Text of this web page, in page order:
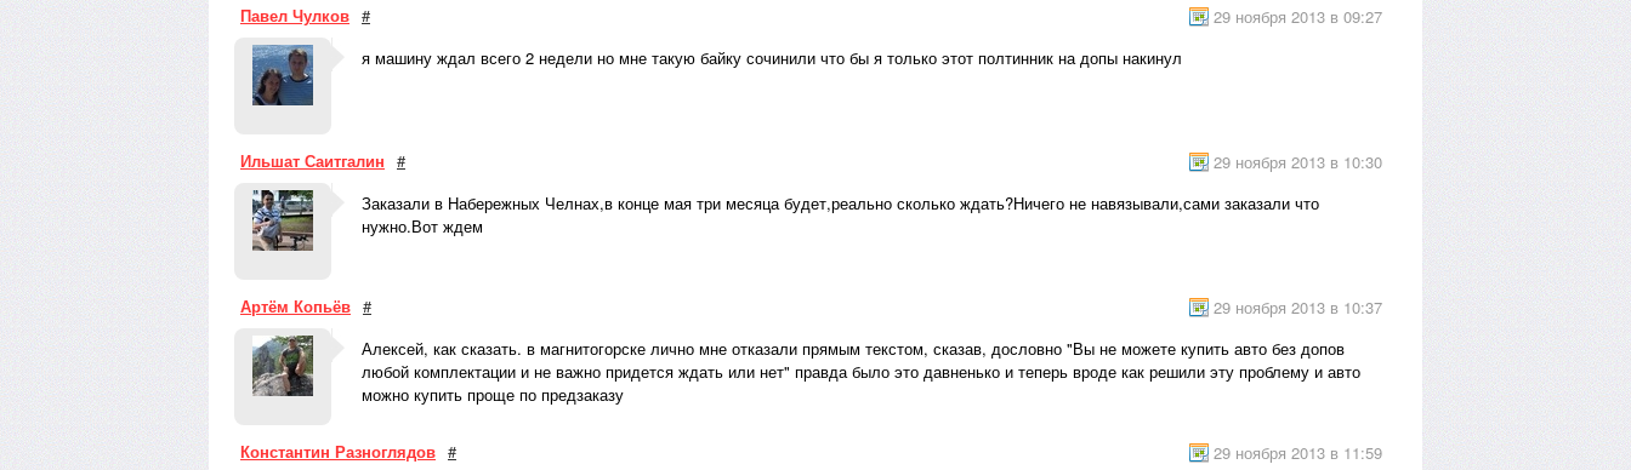
Павел Чулков #
29 ноября 2013 в 09:27
я машину ждал всего 2 недели но мне такую байку сочинили что бы я только этот полтинник на допы накинул
Ильшат Саитгалин #
29 ноября 2013 в 10:30
Заказали в Набережных Челнах,в конце мая три месяца будет,реально сколько ждать?Ничего не навязывали,сами заказали что
нужно.Вот ждем
Артём Копьёв #
29 ноября 2013 в 10:37
Алексей, как сказать. в магнитогорске лично мне отказали прямым текстом, сказав, дословно "Вы не можете купить авто без допов
любой комплектации и не важно придется ждать или нет" правда было это давненько и теперь вроде как решили эту проблему и авто
можно купить проще по предзаказу
Константин Разноглядов #
29 ноября 2013 в 11:59